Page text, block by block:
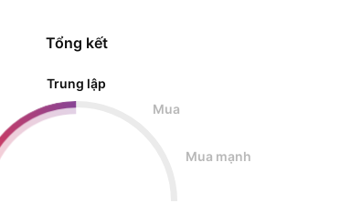
Tổng kết
Trung lập
Mua
Mua mạnh